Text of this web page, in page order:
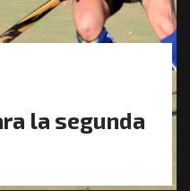
la segunda